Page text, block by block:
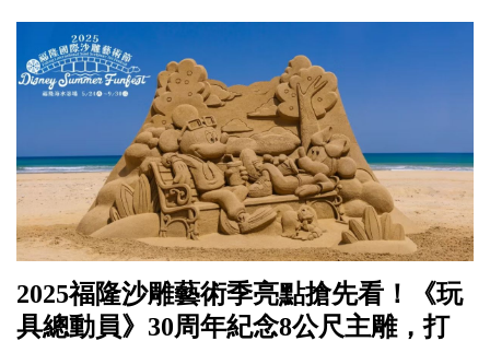
2025福隆沙雕藝術季亮點搶先看！《玩
具總動員》30周年紀念8公尺主雕，打